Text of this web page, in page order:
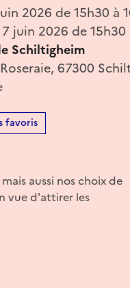
2026 de 15h30 à
juin 2026 de 15h30
Schiltigheim
67300
favoris
aussi nos choix de
vue d'attirer les